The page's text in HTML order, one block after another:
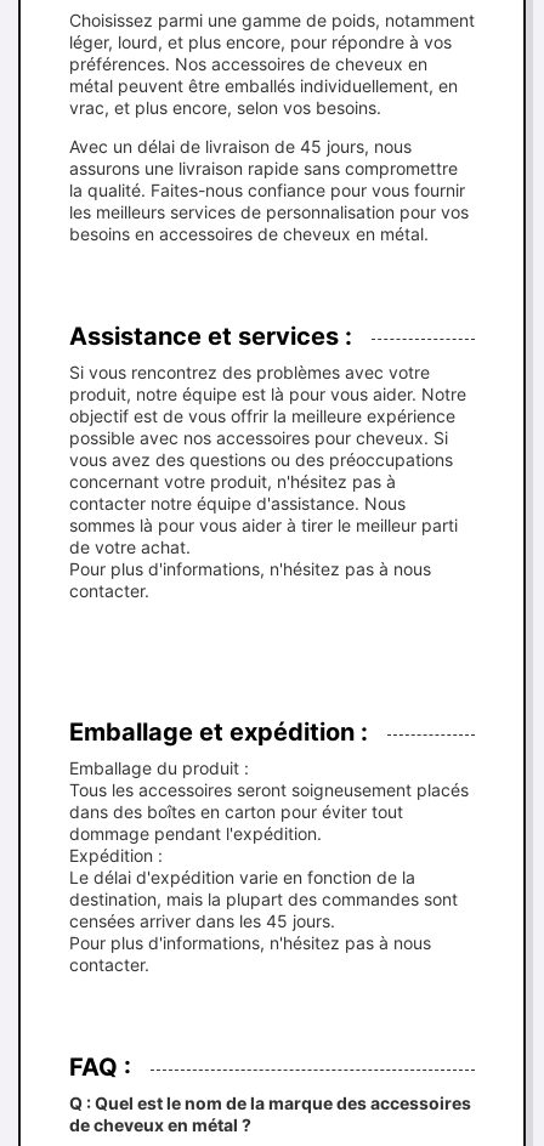
Choisissez parmi une gamme de poids, notamment
léger, lourd, et plus encore, pour répondre à vos
préférences. Nos accessoires de cheveux en
métal peuvent être emballés individuellement, en
vrac, et plus encore, selon vos besoins.
Avec un délai de livraison de 45 jours, nous
assurons une livraison rapide sans compromettre
la qualité. Faites-nous confiance pour vous fournir
les meilleurs services de personnalisation pour vos
besoins en accessoires de cheveux en métal.
Assistance et services :
Si vous rencontrez des problèmes avec votre
produit, notre équipe est là pour vous aider. Notre
objectif est de vous offrir la meilleure expérience
possible avec nos accessoires pour cheveux. Si
vous avez des questions ou des préoccupations
concernant votre produit, n'hésitez pas à
contacter notre équipe d'assistance. Nous
sommes là pour vous aider à tirer le meilleur parti
de votre achat.
Pour plus d'informations, n'hésitez pas à nous
contacter.
Emballage et expédition :
Emballage du produit :
Tous les accessoires seront soigneusement placés
dans des boîtes en carton pour éviter tout
dommage pendant l'expédition.
Expédition :
Le délai d'expédition varie en fonction de la
destination, mais la plupart des commandes sont
censées arriver dans les 45 jours.
Pour plus d'informations, n'hésitez pas à nous
contacter.
FAQ :
Q : Quel est le nom de la marque des accessoires
de cheveux en métal ?